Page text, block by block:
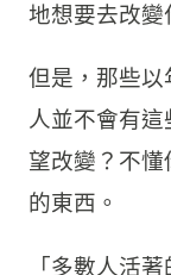
地想要去改變
但是，那些以
人並不會有
望改變？不懂
的東西。
「多數人活